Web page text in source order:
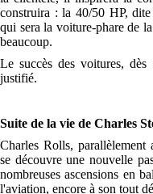
construira : la 40/50 HP,
qui sera la voiture-phare de
beaucoup.
Le succès des voitures,
justifié.
Suite de la vie de Charles
Charles Rolls, parallèlement
se découvre une nouvelle
nombreuses ascensions en
l'aviation, encore à son tout